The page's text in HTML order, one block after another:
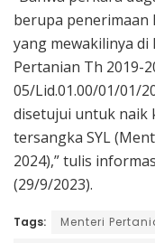
berupa penerimaan
yang mewakilinya
Pertanian Th 2019-
05/Lid.01.00/01/01/
disetujui untuk naik
tersangka SYL
2024),” tulis
(29/9/2023).
Tags: Menteri